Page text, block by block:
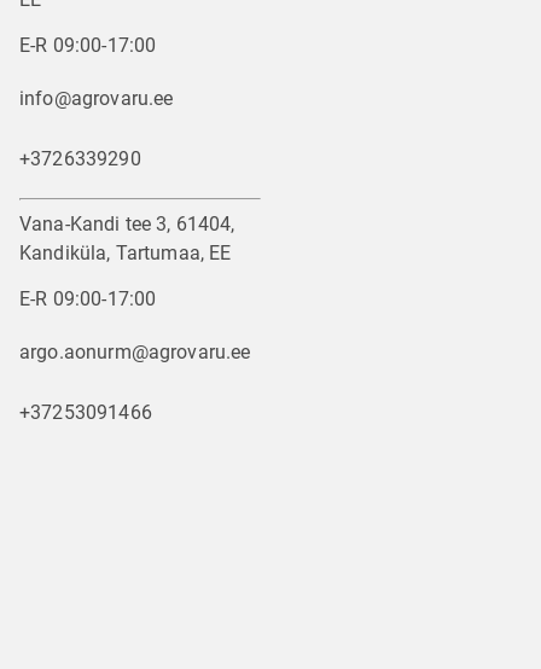
E-R 09:00-17:00
info@agrovaru.ee
+3726339290
Vana-Kandi tee 3, 61404,
Kandiküla, Tartumaa, EE
E-R 09:00-17:00
argo.aonurm@agrovaru.ee
+37253091466